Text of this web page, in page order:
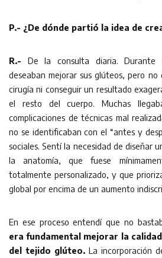
P.- ¿De dónde partió la idea de
R.- De la consulta diaria. Durante
deseaban mejorar sus glúteos, pero no
cirugía ni conseguir un resultado
el resto del cuerpo. Muchas
complicaciones de técnicas mal
no se identificaban con el “antes y
sociales. Sentí la necesidad de diseñar
la anatomía, que fuese
totalmente personalizado, y que
global por encima de un aumento
En ese proceso entendí que no
era fundamental mejorar la
del tejido glúteo. La incorporación